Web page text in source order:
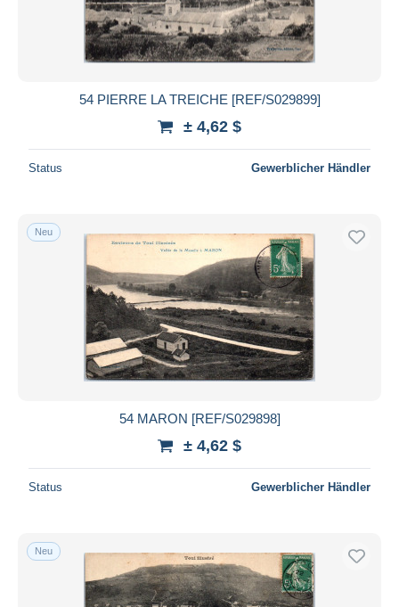
54 PIERRE LA TREICHE [REF/S029899]
± 4,62 $
Status Gewerblicher Händler
Neu
54 MARON [REF/S029898]
± 4,62 $
Status Gewerblicher Händler
Neu